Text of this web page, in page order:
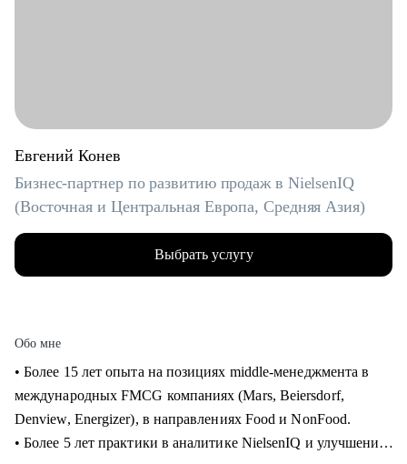
Евгений Конев
Бизнес-партнер по развитию продаж в NielsenIQ
(Восточная и Центральная Европа, Средняя Азия)
Выбрать услугу
Обо мне
• Более 15 лет опыта на позициях middle-менеджмента в
международных FMCG компаниях (Mars, Beiersdorf,
Denview, Energizer), в направлениях Food и NonFood.
• Более 5 лет практики в аналитике NielsenIQ и улучшения